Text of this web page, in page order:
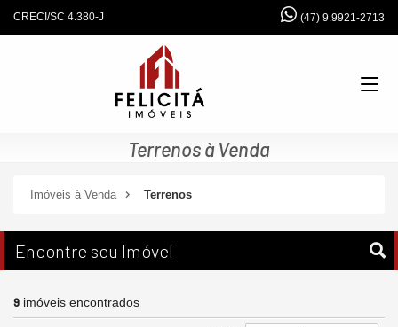
CRECI/SC 4.380-J (47) 9.9921-2713
Terrenos à Venda
Imóveis à Venda Terrenos
Encontre seu Imóvel
9 imóveis encontrados